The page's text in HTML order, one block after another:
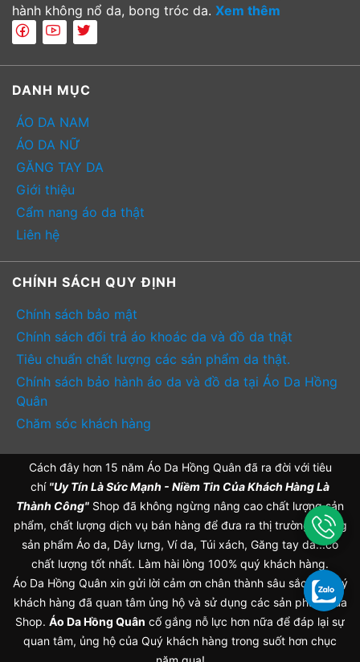
hành không nổ da, bong tróc da. Xem thêm
DANH MỤC
ÁO DA NAM
ÁO DA NỮ
GĂNG TAY DA
Giới thiệu
Cẩm nang áo da thật
Liên hệ
CHÍNH SÁCH QUY ĐỊNH
Chính sách bảo mật
Chính sách đổi trả áo khoác da và đồ da thật
Tiêu chuẩn chất lượng các sản phẩm da thật.
Chính sách bảo hành áo da và đồ da tại Áo Da Hồng
Quân
Chăm sóc khách hàng
Cách đây hơn 15 năm Áo Da Hồng Quân đã ra đời với tiêu
chí "Uy Tín Là Sức Mạnh - Niềm Tin Của Khách Hàng Là
Thành Công" Shop đã không ngừng nâng cao chất lượng sản
phẩm, chất lượng dịch vụ bán hàng để đưa ra thị trường những
sản phẩm Áo da, Dây lưng, Ví da, Túi xách, Găng tay da...có
chất lượng tốt nhất. Làm hài lòng 100% quý khách hàng.
Áo Da Hồng Quân xin gửi lời cảm ơn chân thành sâu sắc tới Quý
khách hàng đã quan tâm ủng hộ và sử dụng các sản phẩm của
Shop. Áo Da Hồng Quân cố gắng nỗ lực hơn nữa để đáp lại sự
quan tâm, ủng hộ của Quý khách hàng trong suốt hơn chục